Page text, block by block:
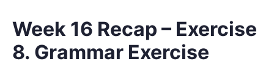
Week 16 Recap – Exercise
8. Grammar Exercise